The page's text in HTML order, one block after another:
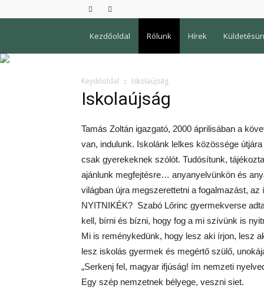
Kezdőoldal Rólunk Hírek
Keydőoldal Iskolaújság
Iskolaújság
Tamás Zoltán igazgató, 2000 áprilisában a
van, indulunk. Iskolánk lelkes közössége
csak gyerekeknek szólót. Tudósítunk,
ajánlunk megfejtésre… anyanyelvünkön és
világban újra megszerettetni a fogalmazást, az
NYITNIKÉK? Szabó Lőrinc gyermekverse
kell, bírni és bízni, hogy fog a mi szívünk is
Mi is reménykedünk, hogy lesz aki írjon, lesz
lesz iskolás gyermek és megértő szülő,
„Serkenj fel, magyar ifjúság! ím nemzeti
Egy szép nemzetnek bélyege, veszni siet.